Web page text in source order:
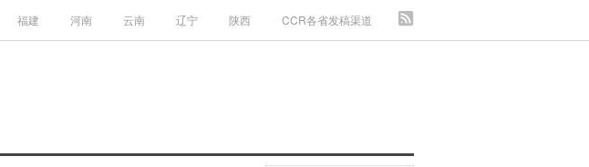
福建 河南 云南 辽宁 陕西 CCR各省发稿渠道